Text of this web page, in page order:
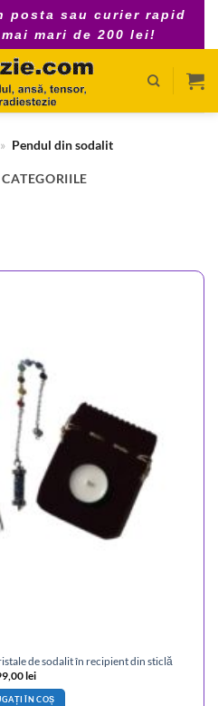
posta sau curier rapid
mari de 200 lei!
» Pendul din sodalit
de sodalit în recipient din sticlă
lei
ÎN COȘ